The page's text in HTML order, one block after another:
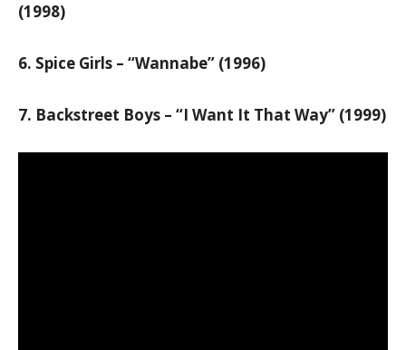
(1998)
6. Spice Girls – “Wannabe” (1996)
7. Backstreet Boys – “I Want It That Way” (1999)